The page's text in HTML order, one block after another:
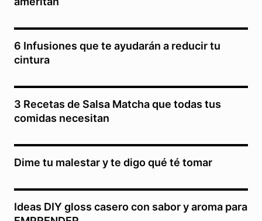
6 Infusiones que te ayudarán a reducir tu
cintura
3 Recetas de Salsa Matcha que todas tus
comidas necesitan
Dime tu malestar y te digo qué té tomar
Ideas DIY gloss casero con sabor y aroma para